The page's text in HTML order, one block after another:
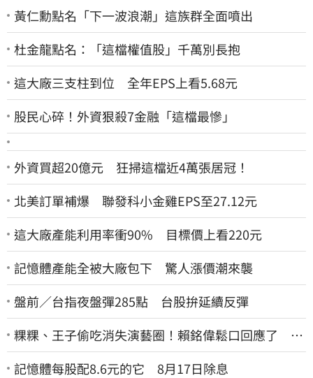
黃仁勳點名「下一波浪潮」這族群全面噴出
杜金龍點名：「這檔權值股」千萬別長抱
這大廠三支柱到位 全年EPS上看5.68元
股民心碎！外資狠殺7金融「這檔最慘」
外資買超20億元 狂掃這檔近4萬張居冠！
北美訂單補爆 聯發科小金雞EPS至27.12元
這大廠產能利用率衝90% 目標價上看220元
記憶體產能全被大廠包下 驚人漲價潮來襲
盤前／台指夜盤彈285點 台股拚延續反彈
粿粿、王子偷吃消失演藝圈！賴銘偉鬆口回應了 兩
人最新近況曝光
記憶體每股配8.6元的它 8月17日除息